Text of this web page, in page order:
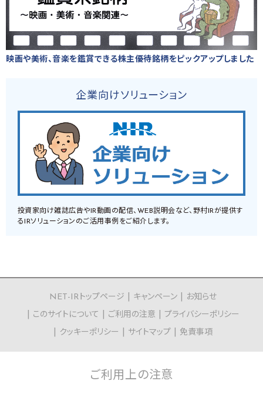
映画や美術、音楽を鑑賞できる株主優待銘柄をピックアップしました
企業向けソリューション
投資家向け雑誌広告やIR動画の配信、WEB説明会など、野村IRが提供す
るIRソリューションのご活用事例をご紹介します。
NET-IRトップページ キャンペーン
お知らせ
このサイトについて
ご利用の注意
プライバシーポリシー
クッキーポリシー
サイトマップ 免責事項
ご利用上の注意